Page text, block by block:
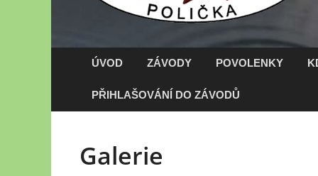
ÚVOD ZÁVODY POVOLENKY
PŘIHLAŠOVÁNÍ DO ZÁVODŮ
Galerie